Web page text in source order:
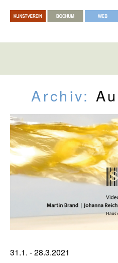
Archiv:
31.1. - 28.3.2021